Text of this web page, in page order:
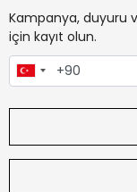
Kampanya, duyuru
için kayıt olun.